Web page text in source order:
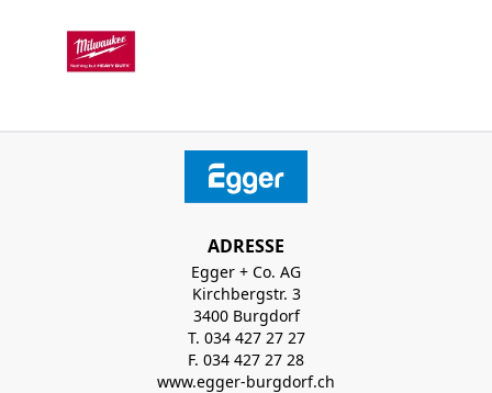
ADRESSE
Egger + Co. AG
Kirchbergstr. 3
3400 Burgdorf
T. 034 427 27 27
F. 034 427 27 28
www.egger-burgdorf.ch